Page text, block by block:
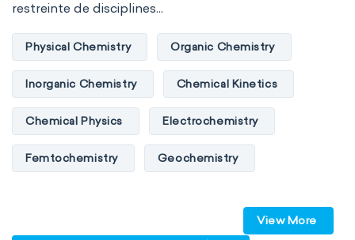
restreinte de disciplines...
Physical Chemistry Organic Chemistry
Inorganic Chemistry Chemical Kinetics
Chemical Physics Electrochemistry
Femtochemistry Geochemistry
Solid-state chemistry Spectroscopy
View More